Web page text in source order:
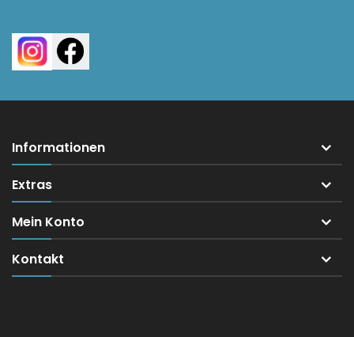
Informationen
Extras
Mein Konto
Kontakt